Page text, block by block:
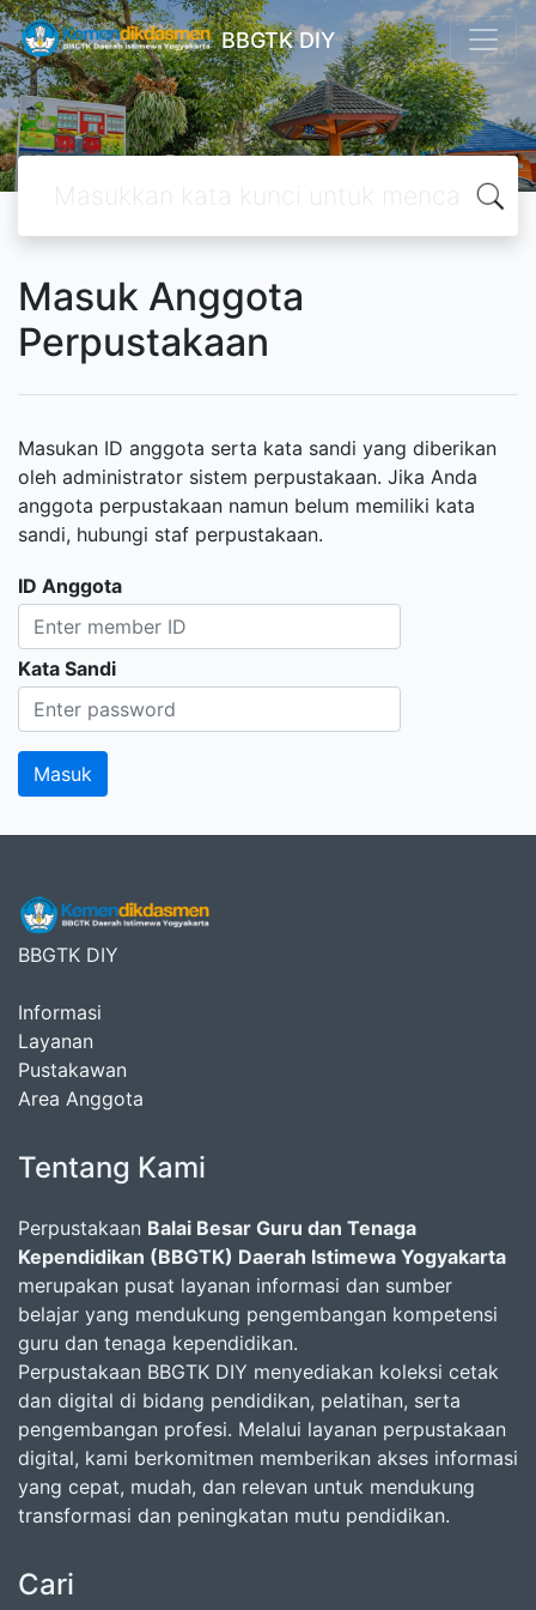
BBGTK DIY
Masuk Anggota
Perpustakaan
Masukan ID anggota serta kata sandi yang diberikan
oleh administrator sistem perpustakaan. Jika Anda
anggota perpustakaan namun belum memiliki kata
sandi, hubungi staf perpustakaan.
ID Anggota
Kata Sandi
BBGTK DIY
Informasi
Layanan
Pustakawan
Area Anggota
Tentang Kami
Perpustakaan Balai Besar Guru dan Tenaga
Kependidikan (BBGTK) Daerah Istimewa Yogyakarta
merupakan pusat layanan informasi dan sumber
belajar yang mendukung pengembangan kompetensi
guru dan tenaga kependidikan.
Perpustakaan BBGTK DIY menyediakan koleksi cetak
dan digital di bidang pendidikan, pelatihan, serta
pengembangan profesi. Melalui layanan perpustakaan
digital, kami berkomitmen memberikan akses informasi
yang cepat, mudah, dan relevan untuk mendukung
transformasi dan peningkatan mutu pendidikan.
Cari